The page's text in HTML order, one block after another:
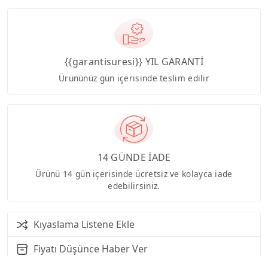
{{garantisuresi}} YIL GARANTİ
Ürününüz gün içerisinde teslim edilir
14 GÜNDE İADE
Ürünü 14 gün içerisinde ücretsiz ve kolayca iade
edebilirsiniz.
Kıyaslama Listene Ekle
Fiyatı Düşünce Haber Ver